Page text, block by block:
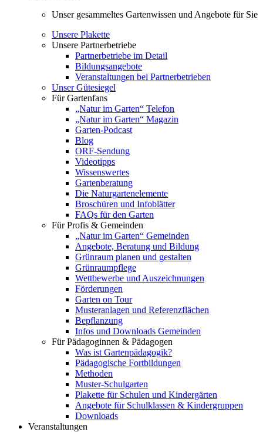
Unser gesammeltes Gartenwissen und Angebote für Sie
Unsere Plakette
Unsere Partnerbetriebe
Partnerbetriebe im Detail
Bildungsangebote
Veranstaltungen bei Partnerbetrieben
Unser Gütesiegel
Für Gartenfans
„Natur im Garten“ Telefon
„Natur im Garten“ Magazin
Garten-Podcast
Blog
ORF-Sendung
Videotipps
Wissenswertes
Gartenberatung
Die Naturgartenelemente
Broschüren und Infoblätter
FAQs für den Garten
Für Profis & Gemeinden
„Natur im Garten“ Gemeinden
Angebote, Beratung und Bildung
Grünraum planen und gestalten
Grünraumpflege
Wettbewerbe und Auszeichnungen
Förderungen
Garten on Tour
Musteranlagen und Referenzflächen
Bepflanzung
Infos und Downloads Gemeinden
Für Pädagoginnen & Pädagogen
Was ist Gartenpädagogik?
Pädagogische Fortbildungen
Methoden
Muster-Schulgarten
Plakette für Schulen und Kindergärten
Angebote für Schulklassen & Kindergruppen
Downloads
Veranstaltungen